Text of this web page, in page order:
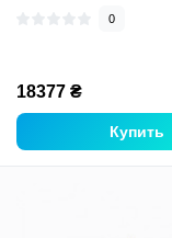
0
18377 ₴
Купить